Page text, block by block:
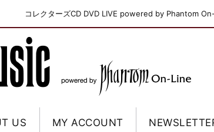
コレクターズCD DVD LIVE powered by Phantom
US MY ACCOUNT